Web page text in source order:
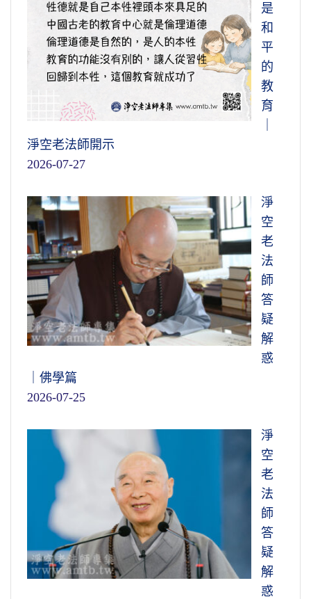
是
和
平
的
教
育
淨空老法師開示
2026-07-27
淨
空
老
法
師
答
疑
解
惑
｜佛學篇
2026-07-25
淨
空
老
法
師
答
疑
解
惑